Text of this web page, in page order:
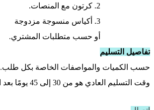
2. كرتون مع المنصات.
3. أكياس منسوجة مزدوجة
أو حسب متطلبات المشتري.
تفاصيل التسليم
حسب الكميات والمواصفات الخاصة بكل طلب.
وقت التسليم العادي هو من 30 إلى 45 يومًا بعد استلام الوديعة.